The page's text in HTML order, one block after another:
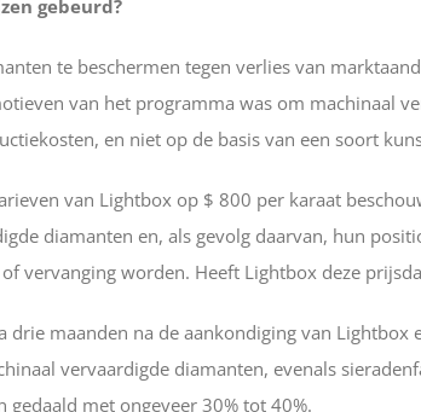
gebeurd?
te beschermen tegen verlies van
van het programma was om machinaal
en niet op de basis van een soort
van Lightbox op $ 800 per karaat
diamanten en, als gevolg daarvan, hun
vervanging worden. Heeft Lightbox deze
drie maanden na de aankondiging van
vervaardigde diamanten, evenals
gedaald met ongeveer 30% tot 40%.